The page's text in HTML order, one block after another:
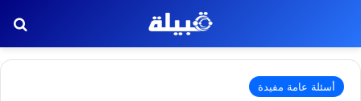
أسئلة عامة مفيدة